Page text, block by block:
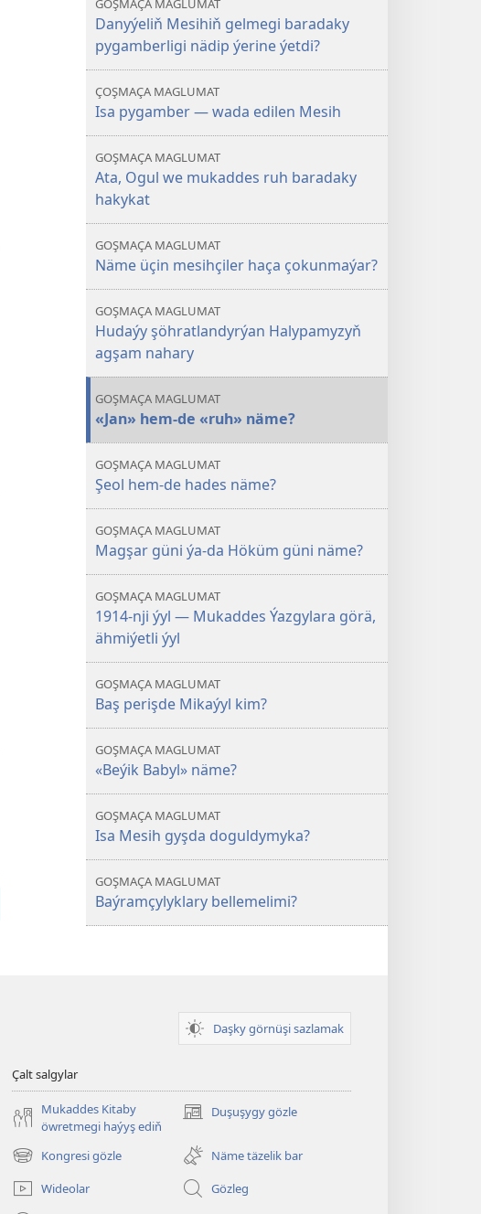
GOŞMAÇA MAGLUMAT
Danyýeliň Mesihiň gelmegi baradaky
pygamberligi nädip ýerine ýetdi?
ÇOŞMAÇA MAGLUMAT
Isa pygamber — wada edilen Mesih
GOŞMAÇA MAGLUMAT
Ata, Ogul we mukaddes ruh baradaky
hakykat
GOŞMAÇA MAGLUMAT
Näme üçin mesihçiler haça çokunmaýar?
GOŞMAÇA MAGLUMAT
Hudaýy şöhratlandyrýan Halypamyzyň
agşam nahary
GOŞMAÇA MAGLUMAT
«Jan» hem-de «ruh» näme?
GOŞMAÇA MAGLUMAT
Şeol hem-de hades näme?
GOŞMAÇA MAGLUMAT
Magşar güni ýa-da Höküm güni näme?
GOŞMAÇA MAGLUMAT
1914-nji ýyl — Mukaddes Ýazgylara görä,
ähmiýetli ýyl
GOŞMAÇA MAGLUMAT
Baş perişde Mikaýyl kim?
GOŞMAÇA MAGLUMAT
«Beýik Babyl» näme?
GOŞMAÇA MAGLUMAT
Isa Mesih gyşda doguldymyka?
GOŞMAÇA MAGLUMAT
Baýramçylyklary bellemelimi?
Daşky görnüşi sazlamak
Çalt salgylar
Mukaddes Kitaby
öwretmegi haýyş ediň
Duşuşygy gözle
(täze
açylýar)
Kongresi gözle
(täze
sahypada
açylýar)
Näme täzelik bar
Wideolar
Gözleg